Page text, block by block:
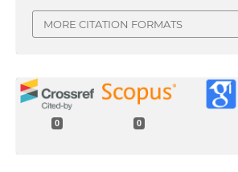
MORE CITATION FORMATS
0 0